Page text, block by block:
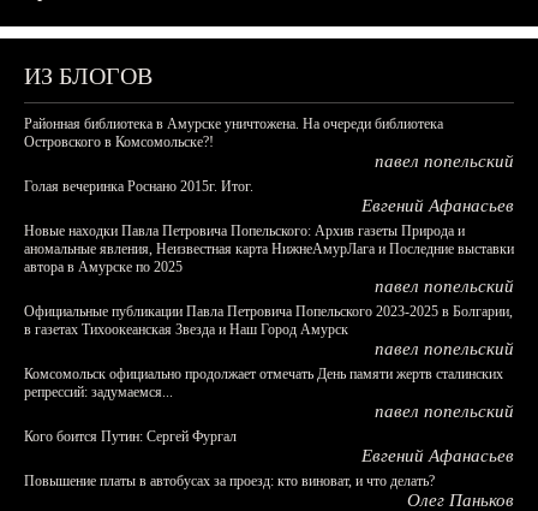
ИЗ БЛОГОВ
Районная библиотека в Амурске уничтожена. На очереди библиотека
Островского в Комсомольске?!
павел попельский
Голая вечеринка Роснано 2015г. Итог.
Евгений Афанасьев
Новые находки Павла Петровича Попельского: Архив газеты Природа и
аномальные явления, Неизвестная карта НижнеАмурЛага и Последние выставки
автора в Амурске по 2025
павел попельский
Официальные публикации Павла Петровича Попельского 2023-2025 в Болгарии,
в газетах Тихоокеанская Звезда и Наш Город Амурск
павел попельский
Комсомольск официально продолжает отмечать День памяти жертв сталинских
репрессий: задумаемся...
павел попельский
Кого боится Путин: Сергей Фургал
Евгений Афанасьев
Повышение платы в автобусах за проезд: кто виноват, и что делать?
Олег Паньков